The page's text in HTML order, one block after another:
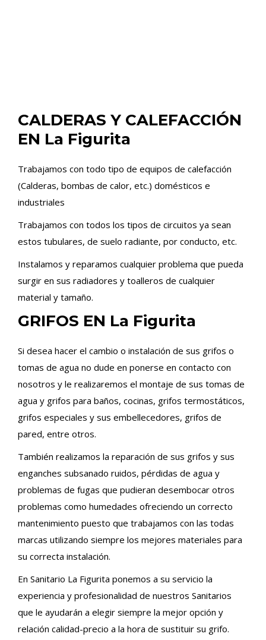
CALDERAS Y CALEFACCIÓN
EN La Figurita
Trabajamos con todo tipo de equipos de calefacción
(Calderas, bombas de calor, etc.) domésticos e
industriales
Trabajamos con todos los tipos de circuitos ya sean
estos tubulares, de suelo radiante, por conducto, etc.
Instalamos y reparamos cualquier problema que pueda
surgir en sus radiadores y toalleros de cualquier
material y tamaño.
GRIFOS EN La Figurita
Si desea hacer el cambio o instalación de sus grifos o
tomas de agua no dude en ponerse en contacto con
nosotros y le realizaremos el montaje de sus tomas de
agua y grifos para baños, cocinas, grifos termostáticos,
grifos especiales y sus embellecedores, grifos de
pared, entre otros.
También realizamos la reparación de sus grifos y sus
enganches subsanado ruidos, pérdidas de agua y
problemas de fugas que pudieran desembocar otros
problemas como humedades ofreciendo un correcto
mantenimiento puesto que trabajamos con las todas
marcas utilizando siempre los mejores materiales para
su correcta instalación.
En Sanitario La Figurita ponemos a su servicio la
experiencia y profesionalidad de nuestros Sanitarios
que le ayudarán a elegir siempre la mejor opción y
relación calidad-precio a la hora de sustituir su grifo.